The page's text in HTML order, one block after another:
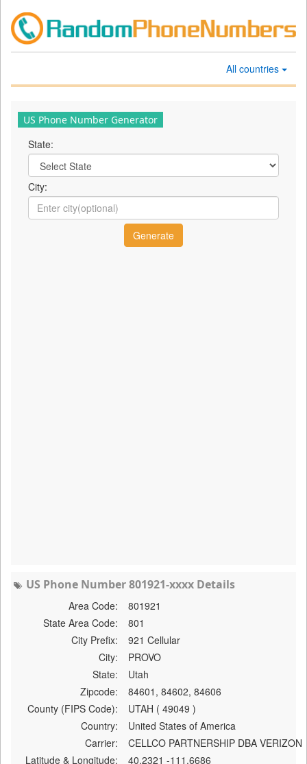
All countries
US Phone Number Generator
State:
City:
US Phone Number 801921-xxxx Details
Area Code:
801921
State Area Code:
801
City Prefix:
921 Cellular
City:
PROVO
State:
Utah
Zipcode:
84601, 84602, 84606
County (FIPS Code):
UTAH ( 49049 )
Country:
United States of America
Carrier:
CELLCO PARTNERSHIP DBA VERIZON
Latitude & Longitude:
40.2321 -111.6686